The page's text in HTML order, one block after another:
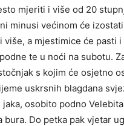
mjeriti i više od 20
minusi većinom će
više, a mjestimice će pasti i
te u noći na subotu.
s kojim će osjetno
uskrsnih blagdana
osobito podno
bura. Do petka pak vjetar